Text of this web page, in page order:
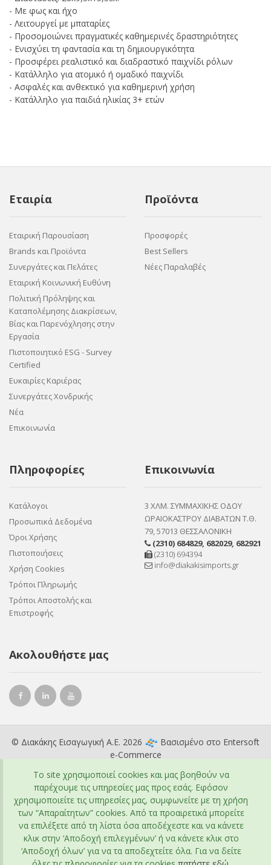
- Με φως και ήχο
- Λειτουργεί με μπαταρίες
- Προσομοιώνει πραγματικές καθημερινές δραστηριότητες
- Ενισχύει τη φαντασία και τη δημιουργικότητα
- Προσφέρει ρεαλιστικό και διαδραστικό παιχνίδι ρόλων
- Κατάλληλο για ατομικό ή ομαδικό παιχνίδι
- Ασφαλές και ανθεκτικό για καθημερινή χρήση
- Κατάλληλο για παιδιά ηλικίας 3+ ετών
Εταιρία
Εταιρική Παρουσίαση
Brands και Προϊόντα
Συνεργάτες και Πελάτες
Εταιρική Κοινωνική Ευθύνη
Πολιτική Πρόληψης και
Καταπολέμησης Διακρίσεων,
Βίας και Παρενόχλησης στην
Εργασία
Πιστοποιητικό ESG - Survey
Certified
Ευκαιρίες Καριέρας
Συνεργάτες Χονδρικής
Νέα
Επικοινωνία
Προϊόντα
Προσφορές
Best Sellers
Νέες Παραλαβές
Πληροφορίες
Κατάλογοι
Προσωπικά Δεδομένα
Όροι Χρήσης
Πιστοποιήσεις
Χρήση Cookies
Τρόποι Πληρωμής
Τρόποι Αποστολής και
Επιστροφής
Επικοινωνία
3 ΧΛΜ. ΣΥΜΜΑΧΙΚΗΣ ΟΔΟΥ
ΩΡΑΙΟΚΑΣΤΡΟΥ ΔΙΑΒΑΤΩΝ Τ.Θ.
79, 57013 ΘΕΣΣΑΛΟΝΙΚΗ
(2310) 684829, 682029, 682921
(2310) 694394
info@diakakisimports.gr
Ακολουθήστε μας
© Διακάκης Εισαγωγική Α.Ε. 2026 Βασισμένο στο Entersoft
e-Commerce
To site χρησιμοποιεί cookies και μας βοηθούν να
παρέχουμε τις υπηρεσίες μας προς εσάς. Εφόσον
χρησιμοποιείτε τις υπηρεσίες μας, συμφωνείτε με τη χρήση
των “Απαραίτητων” cookies. Από τα προαιρετικά μπορείτε
να επιλέξετε από τη λίστα όσα αποδέχεστε και να κάνετε
κλικ στην ‘Αποδοχή επιλεγμένων’ ή να κάνετε κλικ στο
‘Αποδοχή όλων’ για να τα αποδεχτείτε όλα. Για να δείτε